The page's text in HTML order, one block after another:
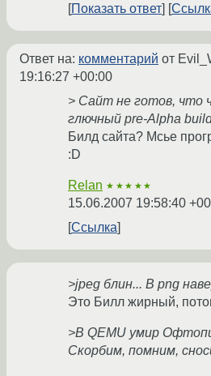
Показать ответ
Ответ на: комментарий от
19:16:27 +00:00
> Сайт не готов, что
глючный pre-Alpha
Билд сайта? Мсье
:D
Relan ★★★★★
15.06.2007 19:58:40
Ссылка
>jpeg блин... В png
Это Билл жирный,
>В QEMU умир
Скорбим, помним,